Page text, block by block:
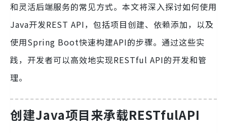
和灵活后端服务的常见方式。本文将深入探讨如何使用
Java开发REST API，包括项目创建、依赖添加，以及
使用Spring Boot快速构建API的步骤。通过这些实
践，开发者可以高效地实现RESTful API的开发和管
理。
创建Java项目来承载RESTfulAPI